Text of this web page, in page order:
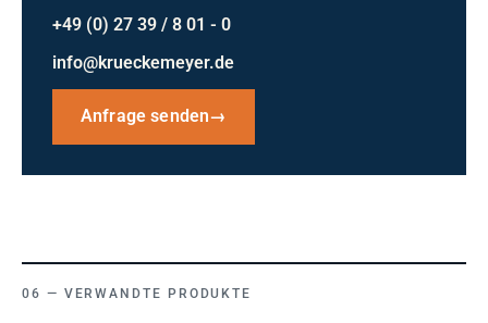
+49 (0) 27 39 / 8 01 - 0
info@krueckemeyer.de
Anfrage senden→
VERWANDTE PRODUKTE